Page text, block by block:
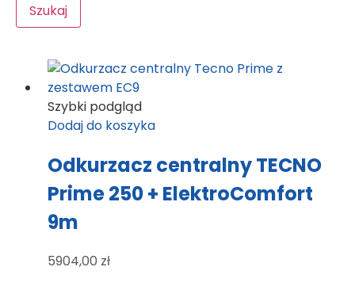
Szukaj
Szybki podgląd
Dodaj do koszyka
Odkurzacz centralny TECNO
Prime 250 + ElektroComfort
9m
5904,00 zł